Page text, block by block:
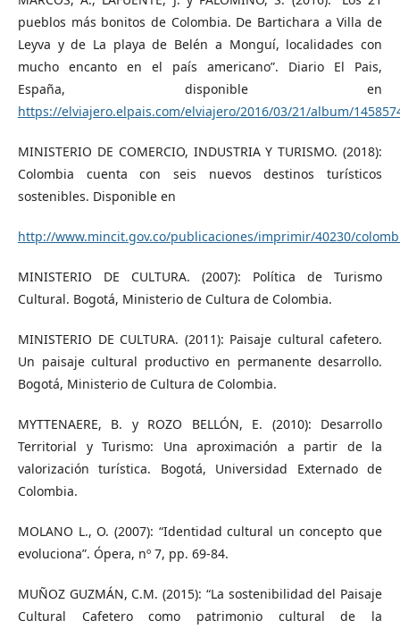
pueblos más bonitos de Colombia. De Bartichara a Villa de
Leyva y de La playa de Belén a Monguí, localidades con
mucho encanto en el país americano”. Diario El Pais,
España, disponible en
https://elviajero.elpais.com/elviajero/2016/03/21/album/
MINISTERIO DE COMERCIO, INDUSTRIA Y TURISMO. (2018):
Colombia cuenta con seis nuevos destinos turísticos
sostenibles. Disponible en
http://www.mincit.gov.co/publicaciones/imprimir/40230/
MINISTERIO DE CULTURA. (2007): Política de Turismo
Cultural. Bogotá, Ministerio de Cultura de Colombia.
MINISTERIO DE CULTURA. (2011): Paisaje cultural cafetero.
Un paisaje cultural productivo en permanente desarrollo.
Bogotá, Ministerio de Cultura de Colombia.
MYTTENAERE, B. y ROZO BELLÓN, E. (2010): Desarrollo
Territorial y Turismo: Una aproximación a partir de la
valorización turística. Bogotá, Universidad Externado de
Colombia.
MOLANO L., O. (2007): “Identidad cultural un concepto que
evoluciona”. Ópera, nº 7, pp. 69-84.
MUÑOZ GUZMÁN, C.M. (2015): “La sostenibilidad del Paisaje
Cultural Cafetero como patrimonio cultural de la